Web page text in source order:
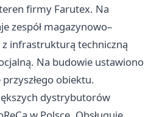
firmy Farutex. Na
zespół magazynowo–
infrastrukturą techniczną
Na budowie ustawiono
obiektu.
dystrybutorów